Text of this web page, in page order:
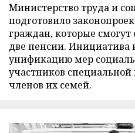
Министерство труда и
подготовило
граждан, которые
две пенсии. Инициатива
унификацию мер
участников
членов их семей.